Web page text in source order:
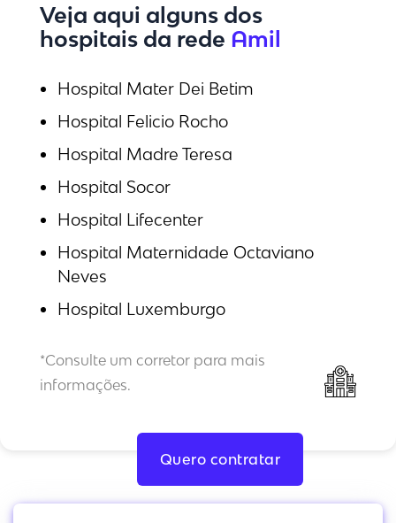
Veja aqui alguns dos
hospitais da rede Amil
Hospital Mater Dei Betim
Hospital Felicio Rocho
Hospital Madre Teresa
Hospital Socor
Hospital Lifecenter
Hospital Maternidade Octaviano
Neves
Hospital Luxemburgo
*Consulte um corretor para mais
informações.
Quero contratar